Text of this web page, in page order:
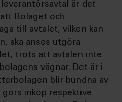
är det
Bolaget och
till avtalet, vilken kan
ska anses utgöra
trots att avtalen inte
vägnar. Det är i
blir bundna av
inköp respektive